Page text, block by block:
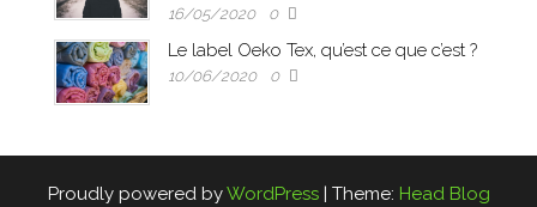
16/05/2020 0
Le label Oeko Tex, qu’est ce que c’est ?
10/06/2020 0
Proudly powered byWordPress | Theme: Head Blog